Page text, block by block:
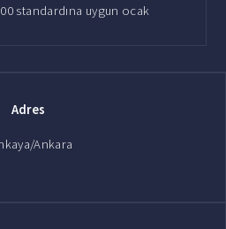
standardına uygun ocak
Adres
Ankara